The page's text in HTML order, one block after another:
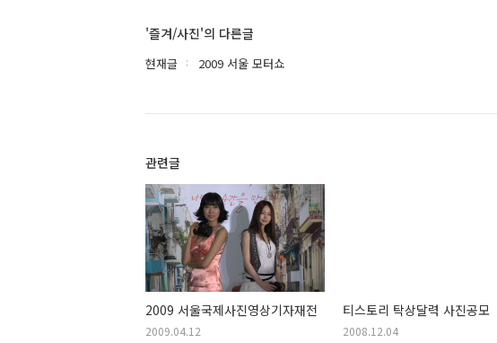
'즐겨/사진'의 다른글
현재글 2009 서울 모터쇼
관련글
2009 서울국제사진영상기자재전
2009.04.12
티스토리 탁상달력 사진공모
2008.12.04